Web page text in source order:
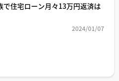
住宅ローン月々13万円返済は
2024/01/07